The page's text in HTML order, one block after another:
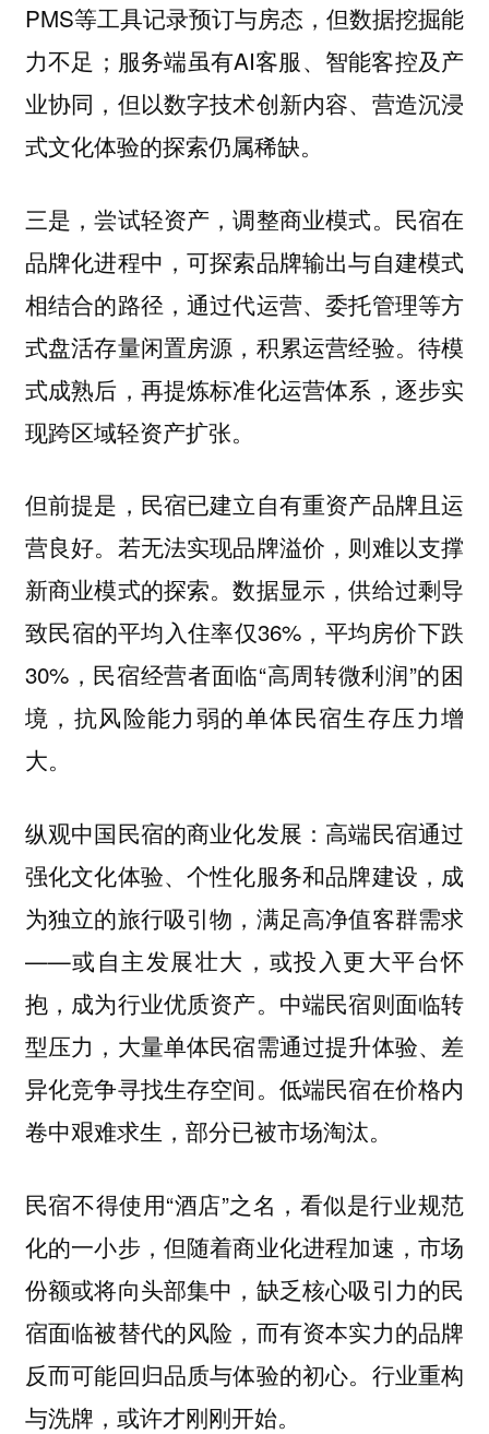
PMS等工具记录预订与房态，但数据挖掘能
力不足；服务端虽有AI客服、智能客控及产
业协同，但以数字技术创新内容、营造沉浸
式文化体验的探索仍属稀缺。
三是，尝试轻资产，调整商业模式。民宿在
品牌化进程中，可探索品牌输出与自建模式
相结合的路径，通过代运营、委托管理等方
式盘活存量闲置房源，积累运营经验。待模
式成熟后，再提炼标准化运营体系，逐步实
现跨区域轻资产扩张。
但前提是，民宿已建立自有重资产品牌且运
营良好。若无法实现品牌溢价，则难以支撑
新商业模式的探索。数据显示，供给过剩导
致民宿的平均入住率仅36%，平均房价下跌
30%，民宿经营者面临“高周转微利润”的困
境，抗风险能力弱的单体民宿生存压力增
大。
纵观中国民宿的商业化发展：高端民宿通过
强化文化体验、个性化服务和品牌建设，成
为独立的旅行吸引物，满足高净值客群需求
——或自主发展壮大，或投入更大平台怀
抱，成为行业优质资产。中端民宿则面临转
型压力，大量单体民宿需通过提升体验、差
异化竞争寻找生存空间。低端民宿在价格内
卷中艰难求生，部分已被市场淘汰。
民宿不得使用“酒店”之名，看似是行业规范
化的一小步，但随着商业化进程加速，市场
份额或将向头部集中，缺乏核心吸引力的民
宿面临被替代的风险，而有资本实力的品牌
反而可能回归品质与体验的初心。行业重构
与洗牌，或许才刚刚开始。